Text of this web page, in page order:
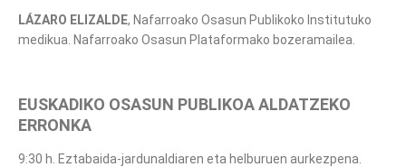
LÁZARO ELIZALDE, Nafarroako Osasun Publikoko Institutuko
medikua. Nafarroako Osasun Plataformako bozeramailea.
EUSKADIKO OSASUN PUBLIKOA ALDATZEKO
ERRONKA
9:30 h. Eztabaida-jardunaldiaren eta helburuen aurkezpena.